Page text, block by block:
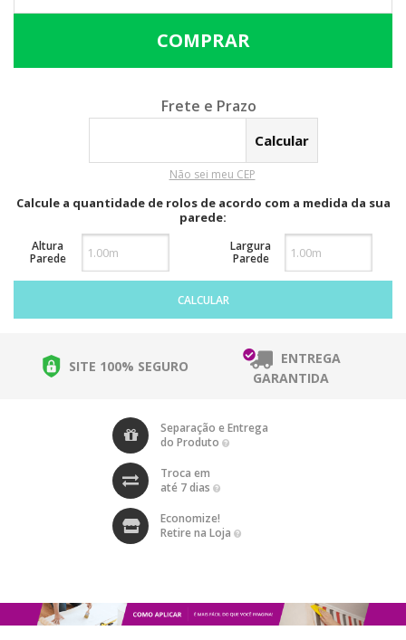
Calcular o Frete
Não sei meu CEP
Calcule a quantidade de rolos de acordo com a medida da sua
parede:
Altura
Parede
Largura
Parede
CALCULAR
SITE 100% SEGURO
ENTREGA
GARANTIDA
Separação e Entrega
do Produto
Troca em
até 7 dias
Economize!
Retire na Loja